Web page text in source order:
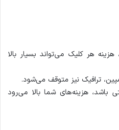
هزینه هر کلیک می‌تواند بسیار بالا
ترافیک نیز متوقف می‌شود.
باشد، هزینه‌های شما بالا می‌رود